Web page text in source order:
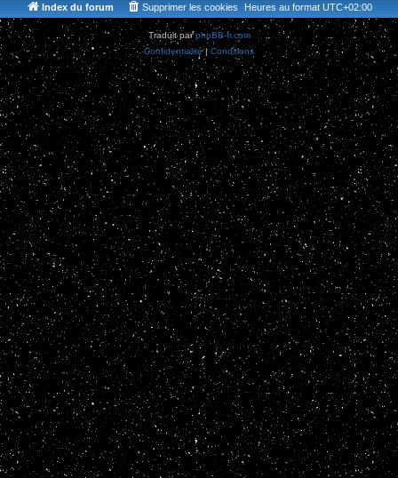
Index du forum Heures au format UTC+02:00
Supprimer les cookies
Traduit parphpBB-fr.com
Confidentialité| Conditions